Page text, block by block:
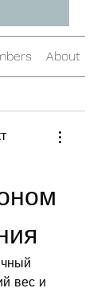
About
вес и